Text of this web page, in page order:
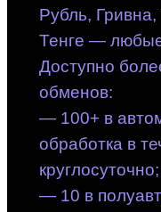
Рубль,
Тенге —
Доступно
обменов:
— 100+ в
обработка в
круглосуточно;
— 10 в